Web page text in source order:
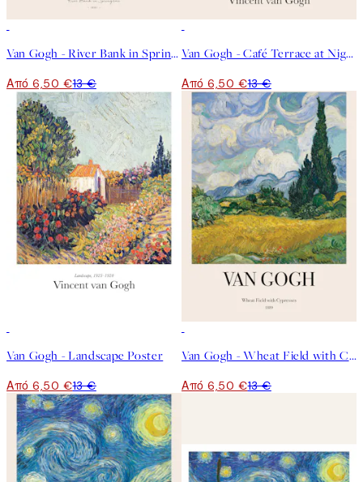
Van Gogh - River Bank in Springtime Poster
Από 6,50 €13 €
Van Gogh - Café Terrace at Night Poster
Από 6,50 €13 €
Van Gogh - Landscape Poster
Από 6,50 €13 €
Van Gogh - Wheat Field with Cypresses Poster
Από 6,50 €13 €